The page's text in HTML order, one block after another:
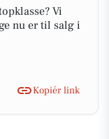
Vi
nu er til salg i
Kopiér link